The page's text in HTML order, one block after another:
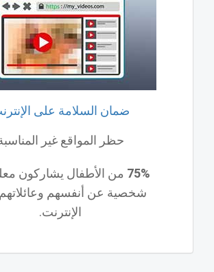
ضمان السلامة على
حظر المواقع غير
75% من الأطفال يشاركون
شخصية عن أنفسهم
الإنترنت.